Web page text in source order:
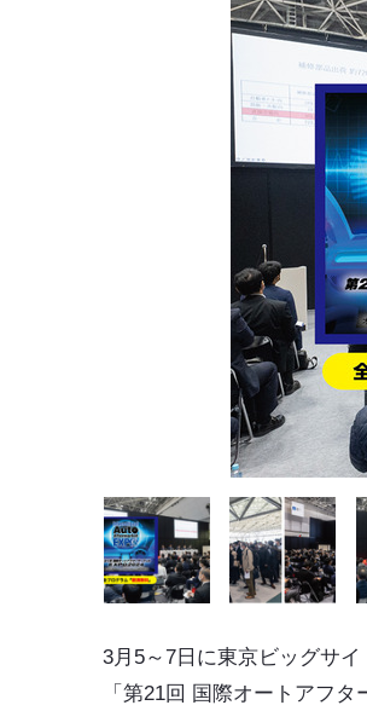
3月5～7日に東京ビッグサ
「第21回 国際オートアフタ